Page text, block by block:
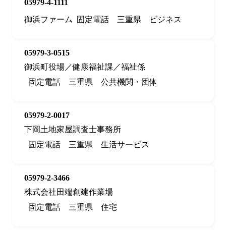
05979-4-1111
御浜ファーム
固定電話 三重県 ビジネス
05979-3-0515
御浜町役場／健康福祉課／福祉係
固定電話
三重県 公共機関・団体
05979-2-0017
下岡土地家屋調査士事務所
固定電話
三重県 生活サービス
05979-2-3466
株式会社田端創建作業場
固定電話
三重県 住宅